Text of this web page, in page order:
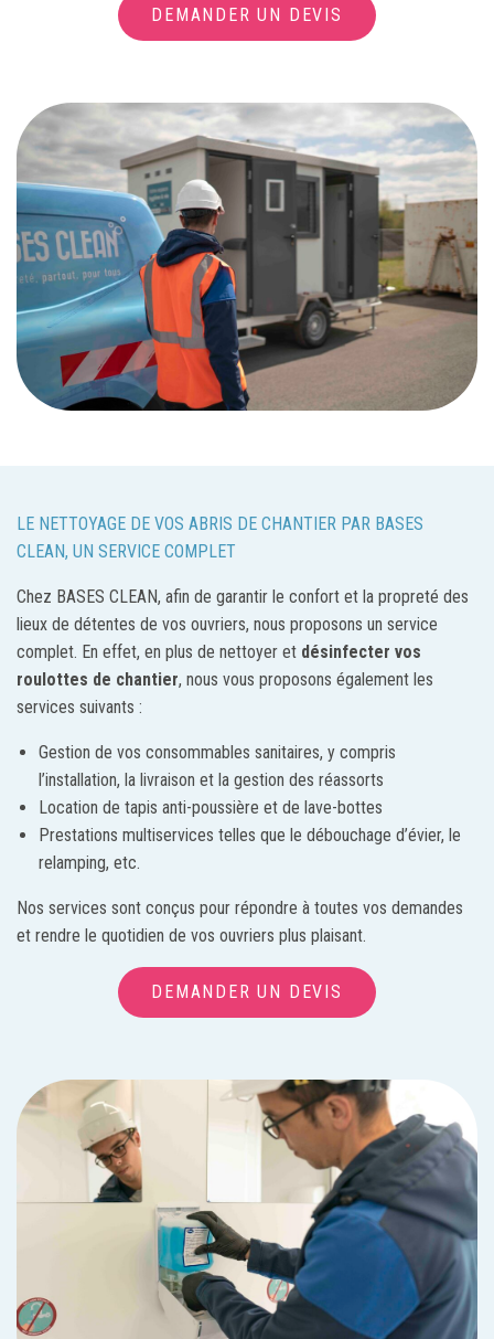
DEMANDER UN DEVIS
LE NETTOYAGE DE VOS ABRIS DE CHANTIER PAR BASES
CLEAN, UN SERVICE COMPLET
Chez BASES CLEAN, afin de garantir le confort et la propreté des
lieux de détentes de vos ouvriers, nous proposons un service
complet. En effet, en plus de nettoyer et désinfecter vos
roulottes de chantier, nous vous proposons également les
services suivants :
Gestion de vos consommables sanitaires, y compris
l’installation, la livraison et la gestion des réassorts
Location de tapis anti-poussière et de lave-bottes
Prestations multiservices telles que le débouchage d’évier, le
relamping, etc.
Nos services sont conçus pour répondre à toutes vos demandes
et rendre le quotidien de vos ouvriers plus plaisant.
DEMANDER UN DEVIS